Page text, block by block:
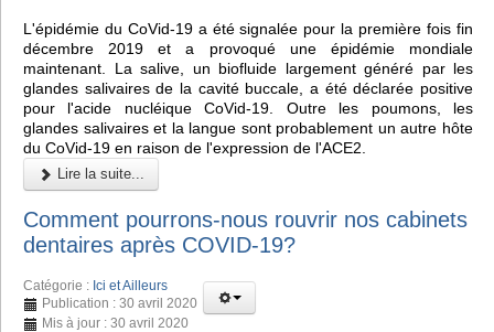
L'épidémie du CoVid-19 a été signalée pour la première fois fin
décembre 2019 et a provoqué une épidémie mondiale
maintenant. La salive, un biofluide largement généré par les
glandes salivaires de la cavité buccale, a été déclarée positive
pour l'acide nucléique CoVid-19. Outre les poumons, les
glandes salivaires et la langue sont probablement un autre hôte
du CoVid-19 en raison de l'expression de l'ACE2.
Lire la suite...
Comment pourrons-nous rouvrir nos cabinets
dentaires après COVID-19?
Catégorie : Ici et Ailleurs
Publication : 30 avril 2020
Mis à jour : 30 avril 2020